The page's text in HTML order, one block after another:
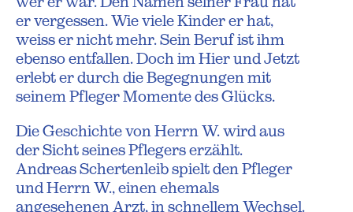
er vergessen. Wie viele Kinder er hat,
weiss er nicht mehr. Sein Beruf ist ihm
ebenso entfallen. Doch im Hier und Jetzt
erlebt er durch die Begegnungen mit
seinem Pfleger Momente des Glücks.
Die Geschichte von Herrn W. wird aus
der Sicht seines Pflegers erzählt.
Andreas Schertenleib spielt den Pfleger
und Herrn W., einen ehemals
angesehenen Arzt, in schnellem Wechsel.